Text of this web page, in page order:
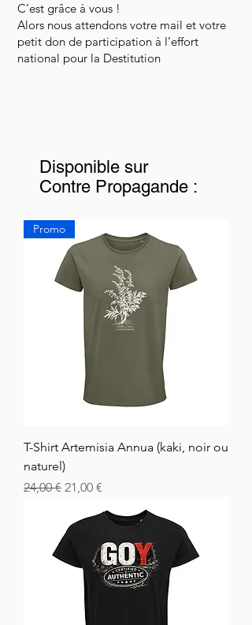
C’est grâce à vous !
Alors nous attendons votre mail et votre
petit don de participation à l’effort
national pour la Destitution
Disponible sur
Contre Propagande :
Promo
T-Shirt Artemisia Annua (kaki, noir ou
naturel)
Běžná cena
24,00 € Zvýhodněná cena
21,00 €